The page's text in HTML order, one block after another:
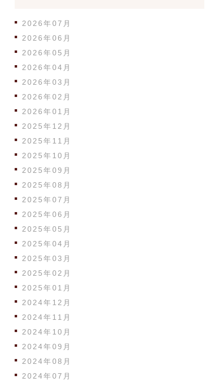
2026年07月
2026年06月
2026年05月
2026年04月
2026年03月
2026年02月
2026年01月
2025年12月
2025年11月
2025年10月
2025年09月
2025年08月
2025年07月
2025年06月
2025年05月
2025年04月
2025年03月
2025年02月
2025年01月
2024年12月
2024年11月
2024年10月
2024年09月
2024年08月
2024年07月